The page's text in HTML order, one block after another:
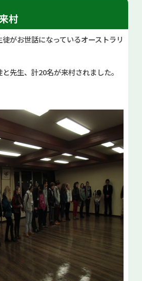
村
がお世話になっているオーストラリ
先生、計20名が来村されました。